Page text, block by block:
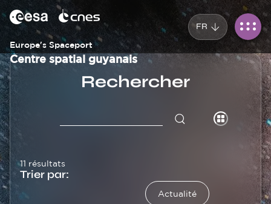
Panneau de gestion des cookies
au
contenu
principal
Europe's Spaceport
Centre spatial guyanais
FR
Rechercher
11 résultats
Trier par:
Actualité